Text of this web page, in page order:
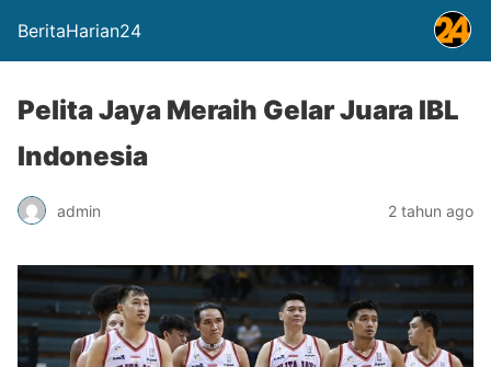
BeritaHarian24
Pelita Jaya Meraih Gelar Juara IBL
Indonesia
admin 2 tahun ago